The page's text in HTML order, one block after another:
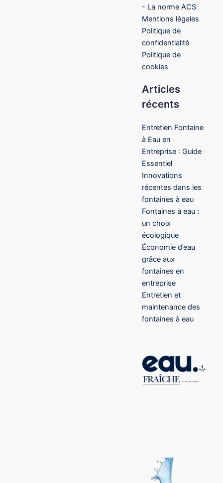
- La norme ACS
Mentions légales
Politique de
confidentialité
Politique de
cookies
Articles
récents
Entretien Fontaine
à Eau en
Entreprise : Guide
Essentiel
Innovations
récentes dans les
fontaines à eau
Fontaines à eau :
un choix
écologique
Économie d’eau
grâce aux
fontaines en
entreprise
Entretien et
maintenance des
fontaines à eau